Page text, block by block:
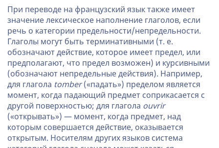
При переводе на французский язык также имеет
значение лексическое наполнение глаголов, если
речь о категории предельности/непредельности.
Глаголы могут быть терминативными (т. е.
обозначают действие, которое имеет предел, или
предполагают, что предел возможен) и курсивными
(обозначают непредельные действия). Например,
для глагола tomber(«падать») пределом является
момент, когда падающий предмет соприкасается с
другой поверхностью; для глагола ouvrir
(«открывать») — момент, когда предмет, над
которым совершается действие, оказывается
открытым. Носителям других языков система